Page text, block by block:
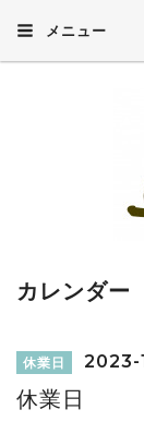
メニュー
カレンダー
休業日 2023-
休業日